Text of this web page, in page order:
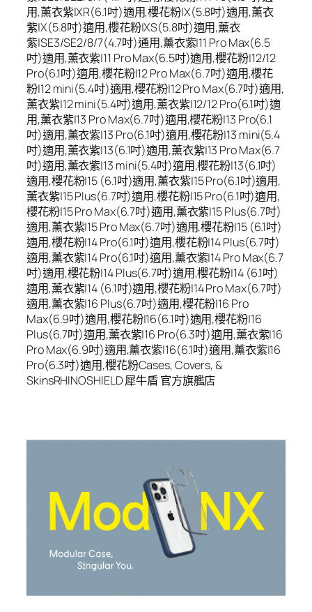
用,薰衣紫|XR(6.1吋)適用,櫻花粉|X(5.8吋)適用,薰衣
紫|X(5.8吋)適用,櫻花粉|XS(5.8吋)適用,薰衣
紫|SE3/SE2/8/7(4.7吋)通用,薰衣紫|11 Pro Max(6.5
吋)適用,薰衣紫|11 Pro Max(6.5吋)適用,櫻花粉|12/12
Pro(6.1吋)適用,櫻花粉|12 Pro Max(6.7吋)適用,櫻花
粉|12 mini(5.4吋)適用,櫻花粉|12 Pro Max(6.7吋)適用,
薰衣紫|12 mini(5.4吋)適用,薰衣紫|12/12 Pro(6.1吋)適
用,薰衣紫|13 Pro Max(6.7吋)適用,櫻花粉|13 Pro(6.1
吋)適用,薰衣紫|13 Pro(6.1吋)適用,櫻花粉|13 mini(5.4
吋)適用,薰衣紫|13(6.1吋)適用,薰衣紫|13 Pro Max(6.7
吋)適用,薰衣紫|13 mini(5.4吋)適用,櫻花粉|13(6.1吋)
適用,櫻花粉|15 (6.1吋)適用,薰衣紫|15 Pro(6.1吋)適用,
薰衣紫|15 Plus(6.7吋)適用,櫻花粉|15 Pro(6.1吋)適用,
櫻花粉|15 Pro Max(6.7吋)適用,薰衣紫|15 Plus(6.7吋)
適用,薰衣紫|15 Pro Max(6.7吋)適用,櫻花粉|15 (6.1吋)
適用,櫻花粉|14 Pro(6.1吋)適用,櫻花粉|14 Plus(6.7吋)
適用,薰衣紫|14 Pro(6.1吋)適用,薰衣紫|14 Pro Max(6.7
吋)適用,櫻花粉|14 Plus(6.7吋)適用,櫻花粉|14 (6.1吋)
適用,薰衣紫|14 (6.1吋)適用,櫻花粉|14 Pro Max(6.7吋)
適用,薰衣紫|16 Plus(6.7吋)適用,櫻花粉|16 Pro
Max(6.9吋)適用,櫻花粉|16(6.1吋)適用,櫻花粉|16
Plus(6.7吋)適用,薰衣紫|16 Pro(6.3吋)適用,薰衣紫|16
Pro Max(6.9吋)適用,薰衣紫|16(6.1吋)適用,薰衣紫|16
Pro(6.3吋)適用,櫻花粉Cases, Covers, &
SkinsRHINOSHIELD 犀牛盾 官方旗艦店